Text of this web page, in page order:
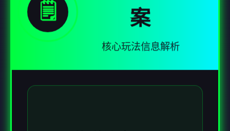
🗒️
案
核心玩法信息解析